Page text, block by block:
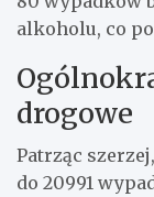
alkoholu, co
drogowe
Patrząc
do 20991